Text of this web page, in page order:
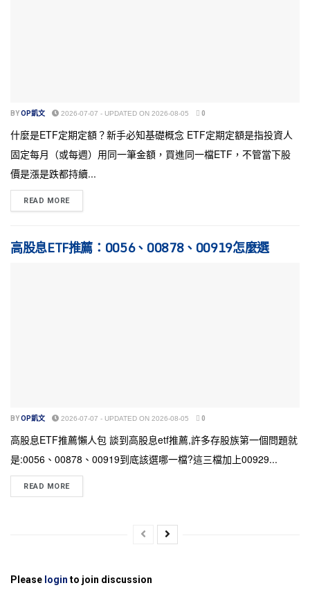
BYOP凱文 2026-07-07 - UPDATED ON 2026-08-05 0
什麼是ETF定期定額？新手必知基礎概念 ETF定期定額是指投資人
固定每月（或每週）用同一筆金額，買進同一檔ETF，不管當下股
價是漲是跌都持續...
READ MORE
高股息ETF推薦：0056、00878、00919怎麼選
BYOP凱文 2026-07-07 - UPDATED ON 2026-08-05 0
高股息ETF推薦懶人包 談到高股息etf推薦,許多存股族第一個問題就
是:0056、00878、00919到底該選哪一檔?這三檔加上00929...
READ MORE
Please login to join discussion